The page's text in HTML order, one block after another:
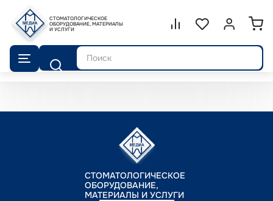
СТОМАТОЛОГИЧЕСКОЕ
ОБОРУДОВАНИЕ, МАТЕРИАЛЫ
И УСЛУГИ
Сравнение.
СписокВойти или
Поиск
СТОМАТОЛОГИЧЕСКОЕ
ОБОРУДОВАНИЕ,
МАТЕРИАЛЫ И УСЛУГИ